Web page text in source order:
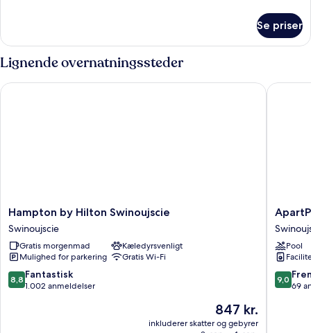
lejlighed
Se priser
Lignende overnatningssteder
Hampton
by
Hilton
Swinoujscie
Swinoujscie
Hampton by Hilton Swinoujscie
Swinoujscie
Gratis morgenmad
Kæledyrsvenligt
Mulighed for parkering
Gratis Wi-Fi
8.8
ud
8,8 Fantastisk
1.002 anmeldelser
Prisen
847 kr.
inkluderer skatter og gebyrer
Hampton by Hilton Swinoujscie
by
Baltic
Home
Pool
9.0
ud
9,0
69